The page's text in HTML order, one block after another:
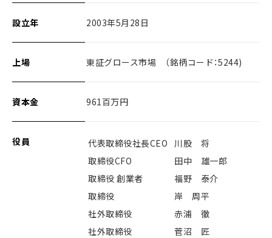
設立年 2003年5月28日
上場 東証グロース市場 （銘柄コード：5244)
資本金 961百万円
役員 代表取締役社長CEO 川股 将
取締役CFO
田中 雄一郎
取締役 創業者
福野 泰介
取締役
岸 周平
社外取締役
赤浦 徹
社外取締役
菅沼 匠